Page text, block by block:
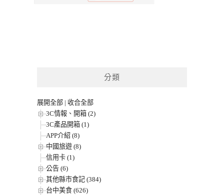
分類
展開全部 | 收合全部
3C情報、開箱 (2)
3C產品開箱 (1)
APP介紹 (8)
中國旅遊 (8)
信用卡 (1)
公告 (6)
其他縣市食記 (384)
台中美食 (626)